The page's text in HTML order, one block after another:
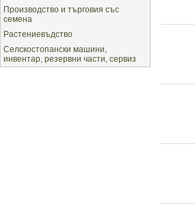
Производство и търговия със
семена
Растениевъдство
Селскостопански машини,
инвентар, резервни части, сервиз